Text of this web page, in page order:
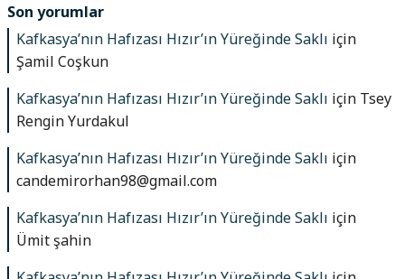
Son yorumlar
Kafkasya’nın Hafızası Hızır’ın Yüreğinde Saklı için
Şamil Coşkun
Kafkasya’nın Hafızası Hızır’ın Yüreğinde Saklı için Tsey
Rengin Yurdakul
Kafkasya’nın Hafızası Hızır’ın Yüreğinde Saklı için
candemirorhan98@gmail.com
Kafkasya’nın Hafızası Hızır’ın Yüreğinde Saklı için
Ümit şahin